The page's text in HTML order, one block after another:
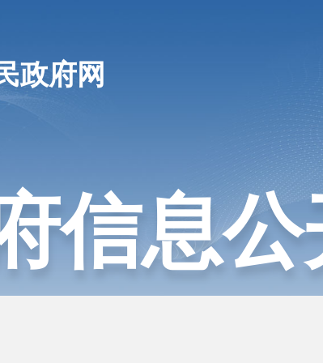
政府网
信息